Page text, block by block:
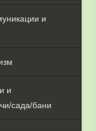
и
и
сада/бани